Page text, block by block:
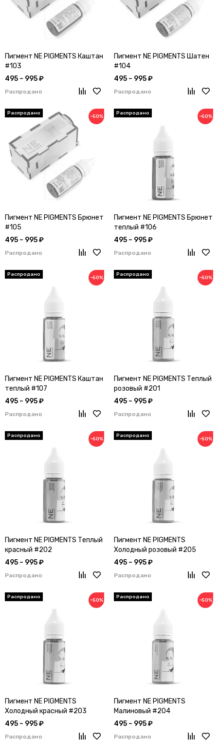
Пигмент NE PIGMENTS Каштан
#103
495 – 995 ₽
Распродано
Пигмент NE PIGMENTS Шатен
#104
495 – 995 ₽
Распродано
−50%
Пигмент NE PIGMENTS Брюнет
#105
495 – 995 ₽
Распродано
−50%
Пигмент NE PIGMENTS Брюнет
теплый #106
495 – 995 ₽
Распродано
−50%
Пигмент NE PIGMENTS Каштан
теплый #107
495 – 995 ₽
Распродано
−50%
Пигмент NE PIGMENTS Теплый
розовый #201
495 – 995 ₽
Распродано
−50%
Пигмент NE PIGMENTS Теплый
красный #202
495 – 995 ₽
Распродано
−50%
Пигмент NE PIGMENTS
Холодный розовый #205
495 – 995 ₽
Распродано
−50%
Пигмент NE PIGMENTS
Холодный красный #203
495 – 995 ₽
Распродано
−50%
Пигмент NE PIGMENTS
Малиновый #204
495 – 995 ₽
Распродано